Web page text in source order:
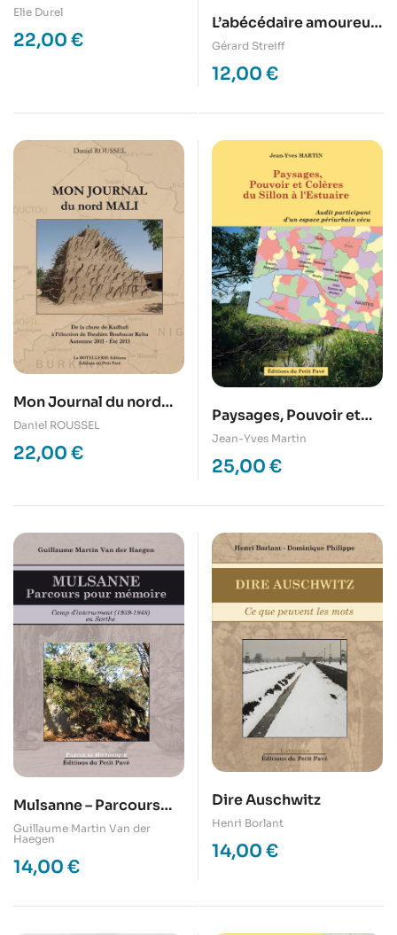
Rais
Elie Durel
22,00 €
L’abécédaire amoureux
du Communisme
Gérard Streiff
12,00 €
Mon Journal du nord
Mali
Daniel ROUSSEL
22,00 €
Paysages, Pouvoir et
Colères du Sillon à
l’Estuaire
Jean-Yves Martin
25,00 €
Mulsanne – Parcours
pour mémoire
Guillaume Martin Van der
Haegen
14,00 €
Dire Auschwitz
Henri Borlant
14,00 €